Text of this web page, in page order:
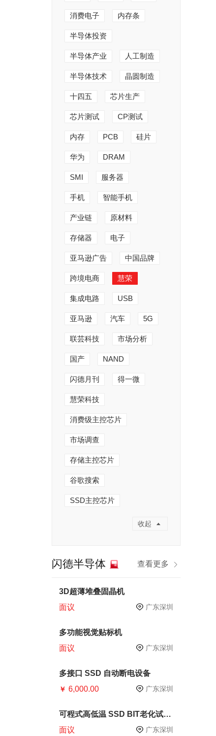
消费电子 内存条
半导体投资
半导体产业 人工制造
半导体技术 晶圆制造
十四五 芯片生产
芯片测试 CP测试
内存 PCB 硅片
华为 DRAM
SMI 服务器
手机 智能手机
产业链 原材料
存储器 电子
亚马逊广告 中国品牌
跨境电商 慧荣
集成电路 USB
亚马逊 汽车 5G
联芸科技 市场分析
国产 NAND
闪德月刊 得一微
慧荣科技
消费级主控芯片
市场调查
存储主控芯片
谷歌搜索
SSD主控芯片
收起
闪德半导体 查看更多
3D超薄堆叠固晶机
面议
广东深圳
多功能视觉贴标机
面议
广东深圳
多接口 SSD 自动断电设备
￥ 6,000.00 广东深圳
可程式高低温 SSD BIT老化试验
面议
广东深圳